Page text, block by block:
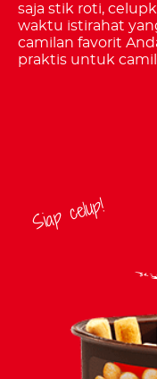
saja stik roti,
waktu istirahat
camilan favorit
praktis untuk
Siap celup!